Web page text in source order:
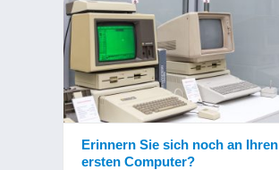
Erinnern Sie sich noch an Ihren
ersten Computer?